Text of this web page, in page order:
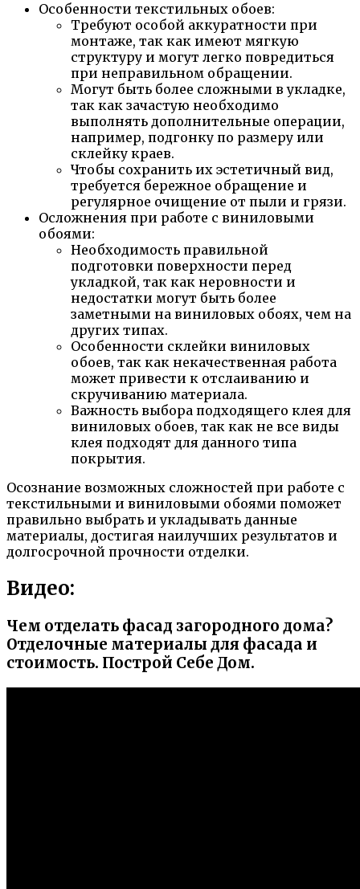
Особенности текстильных обоев:
Требуют особой аккуратности при
монтаже, так как имеют мягкую
структуру и могут легко повредиться
при неправильном обращении.
Могут быть более сложными в укладке,
так как зачастую необходимо
выполнять дополнительные операции,
например, подгонку по размеру или
склейку краев.
Чтобы сохранить их эстетичный вид,
требуется бережное обращение и
регулярное очищение от пыли и грязи.
Осложнения при работе с виниловыми
обоями:
Необходимость правильной
подготовки поверхности перед
укладкой, так как неровности и
недостатки могут быть более
заметными на виниловых обоях, чем на
других типах.
Особенности склейки виниловых
обоев, так как некачественная работа
может привести к отслаиванию и
скручиванию материала.
Важность выбора подходящего клея для
виниловых обоев, так как не все виды
клея подходят для данного типа
покрытия.
Осознание возможных сложностей при работе с
текстильными и виниловыми обоями поможет
правильно выбрать и укладывать данные
материалы, достигая наилучших результатов и
долгосрочной прочности отделки.
Видео:
Чем отделать фасад загородного дома?
Отделочные материалы для фасада и
стоимость. Построй Себе Дом.